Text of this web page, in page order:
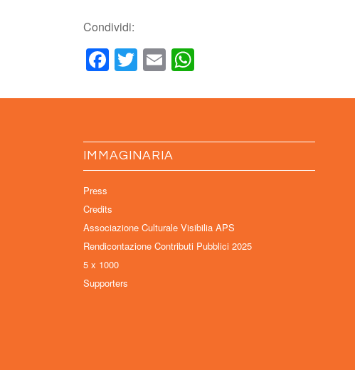
Condividi:
Facebook
Twitter
Email
IMMAGINARIA
Press
Credits
Associazione Culturale Visibilia APS
Rendicontazione Contributi Pubblici 2025
5 x 1000
Supporters